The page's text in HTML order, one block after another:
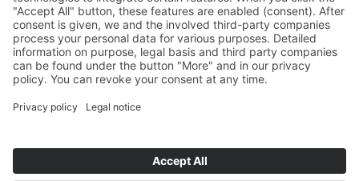
Precios
Centro de ayuda
Preguntas frecuentes